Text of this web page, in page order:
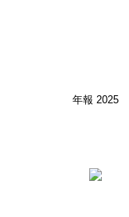
年報 2025